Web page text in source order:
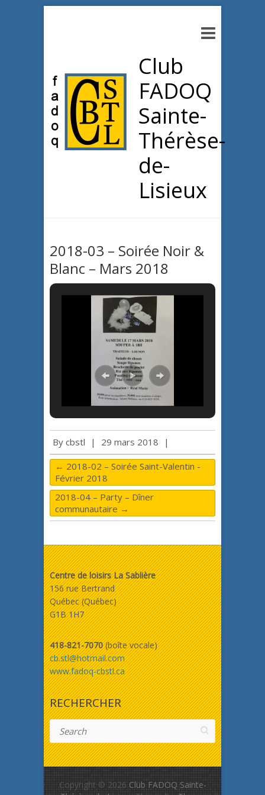
Club
FADOQ
Sainte-
Thérèse-
de-
Lisieux
2018-03 – Soirée Noir &
Blanc – Mars 2018
By cbstl | 29 mars 2018 |
← 2018-02 – Soirée Saint-Valentin -
Février 2018
2018-04 – Party – Dîner
communautaire →
Centre de loisirs La Sablière
156 rue Bertrand
Québec (Québec)
G1B 1H7
418-821-7070(boîte vocale)
cb.stl@hotmail.com
www.fadoq-cbstl.ca
RECHERCHER
Copyright © 2026 Club FADOQ Sainte-